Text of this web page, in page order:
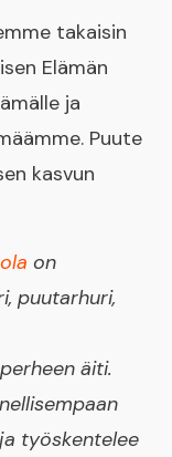
takaisin
Elämän
ja
Puute
kasvun
on
puutarhuri,
äiti.
työskentelee